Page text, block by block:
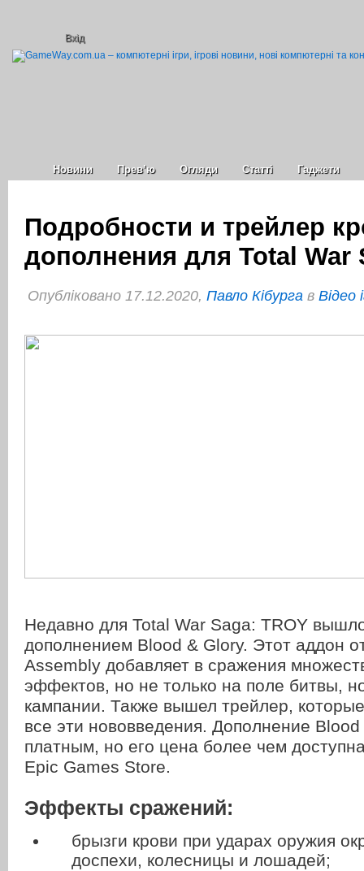
Вхід
Новини Прев’ю Огляди Статті Гаджети
Подробности и трейлер
дополнения для Total War
Опубліковано 17.12.2020, Павло Кібурга в Відео
Недавно для Total War Saga: TROY
дополнением Blood & Glory. Этот аддон
Assembly добавляет в сражения
эффектов, но не только на поле битвы,
кампании. Также вышел трейлер,
все эти нововведения. Дополнение Blood
платным, но его цена более чем
Epic Games Store.
Эффекты сражений:
брызги крови при ударах оружия
доспехи, колесницы и лошадей;